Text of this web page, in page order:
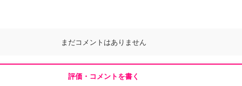
まだコメントはありません
評価・コメントを書く